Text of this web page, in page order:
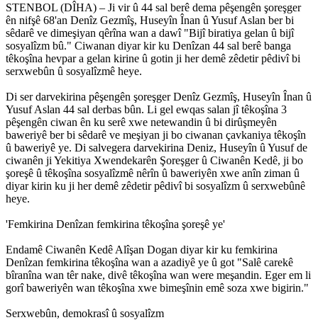
STENBOL (DÎHA) – Ji vir û 44 sal berê dema pêşengên şoreşger
ên nifşê 68'an Denîz Gezmîş, Huseyîn Înan û Yusuf Aslan ber bi
sêdarê ve dimeşiyan qêrîna wan a dawî "Bijî biratiya gelan û bijî
sosyalîzm bû." Ciwanan diyar kir ku Denîzan 44 sal berê banga
têkoşîna hevpar a gelan kirine û gotin ji her demê zêdetir pêdivî bi
serxwebûn û sosyalîzmê heye.
Di ser darvekirina pêşengên şoreşger Denîz Gezmîş, Huseyîn Înan û
Yusuf Aslan 44 sal derbas bûn. Li gel ewqas salan jî têkoşîna 3
pêşengên ciwan ên ku serê xwe netewandin û bi dirûşmeyên
baweriyê ber bi sêdarê ve meşiyan ji bo ciwanan çavkaniya têkoşîn
û baweriyê ye. Di salvegera darvekirina Deniz, Huseyîn û Yusuf de
ciwanên ji Yekitiya Xwendekarên Şoreşger û Ciwanên Kedê, ji bo
şoreşê û têkoşîna sosyalîzmê nêrîn û baweriyên xwe anîn ziman û
diyar kirin ku ji her demê zêdetir pêdivî bi sosyalîzm û serxwebûnê
heye.
'Femkirina Denîzan femkirina têkoşîna şoreşê ye'
Endamê Ciwanên Kedê Alîşan Dogan diyar kir ku femkirina
Denîzan femkirina têkoşîna wan a azadiyê ye û got "Salê carekê
bîranîna wan têr nake, divê têkoşîna wan were meşandin. Eger em li
gorî baweriyên wan têkoşîna xwe bimeşînin emê soza xwe bigirin."
Serxwebûn, demokrasî û sosyalîzm